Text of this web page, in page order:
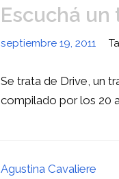
Escuchá
septiembre 19, 2011
Se trata de Drive, un
compilado por los 20
Agustina Cavaliere